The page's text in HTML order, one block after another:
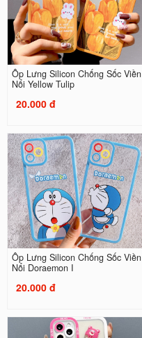
Ốp Lưng Silicon Chống Sốc Viền
Nổi Yellow Tulip
20.000 đ
Ốp Lưng Silicon Chống Sốc Viền
Nổi Doraemon I
20.000 đ